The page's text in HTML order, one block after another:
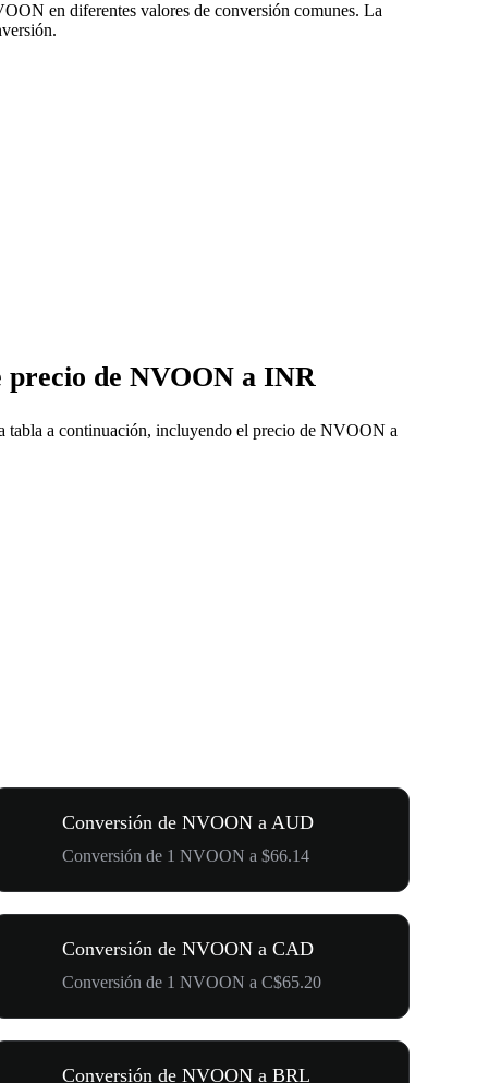
en diferentes valores de conversión comunes. La
precio de NVOON a INR
a continuación, incluyendo el precio de NVOON a
Conversión de NVOON a AUD
Conversión de 1 NVOON a $66.14
Conversión de NVOON a CAD
Conversión de 1 NVOON a C$65.20
Conversión de NVOON a BRL